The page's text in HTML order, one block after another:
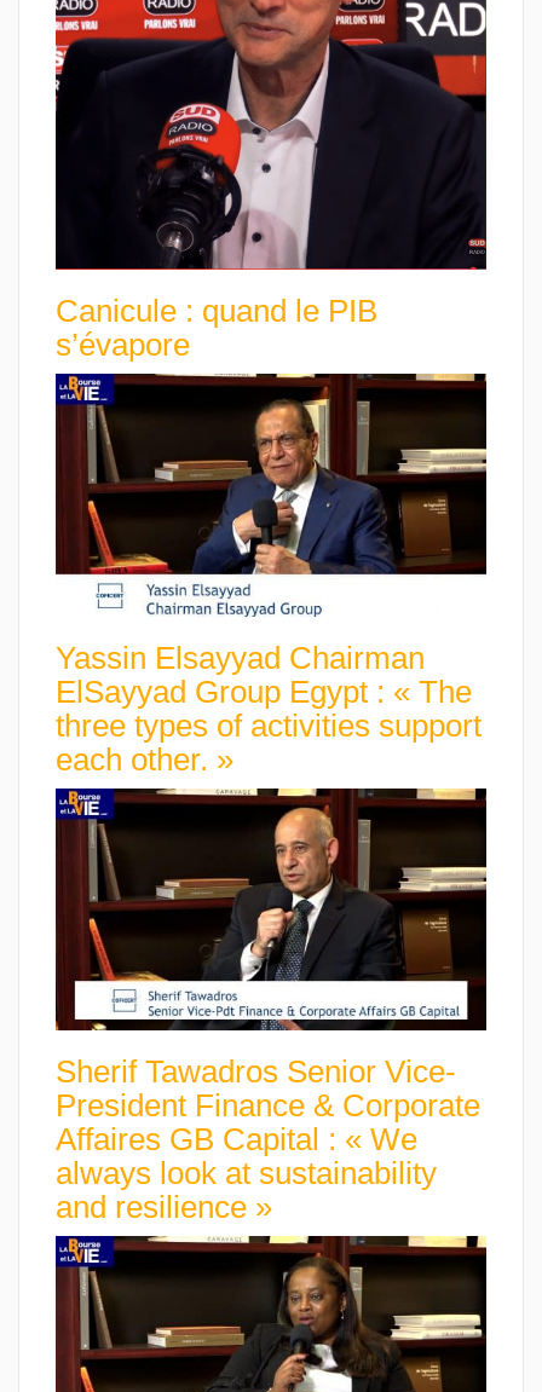
Canicule : quand le PIB
s’évapore
Yassin Elsayyad Chairman
ElSayyad Group Egypt : « The
three types of activities support
each other. »
Sherif Tawadros Senior Vice-
President Finance & Corporate
Affaires GB Capital : « We
always look at sustainability
and resilience »